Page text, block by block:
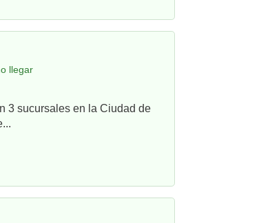
llegar
3 sucursales en la Ciudad de